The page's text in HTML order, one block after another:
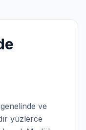
genelinde ve
yüzlerce